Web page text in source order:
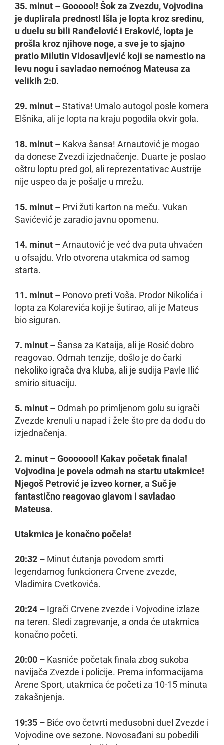
35. minut – Goooool! Šok za Zvezdu, Vojvodina
je duplirala prednost! Išla je lopta kroz sredinu,
u duelu su bili Ranđelović i Eraković, lopta je
prošla kroz njihove noge, a sve je to sjajno
pratio Milutin Vidosavljević koji se namestio na
levu nogu i savladao nemoćnog Mateusa za
velikih 2:0.
29. minut –Stativa! Umalo autogol posle kornera
Elšnika, ali je lopta na kraju pogodila okvir gola.
18. minut – Kakva šansa! Arnautović je mogao
da donese Zvezdi izjednačenje. Duarte je poslao
oštru loptu pred gol, ali reprezentativac Austrije
nije uspeo da je pošalje u mrežu.
15. minut – Prvi žuti karton na meču. Vukan
Savićević je zaradio javnu opomenu.
14. minut –Arnautović je već dva puta uhvaćen
u ofsajdu. Vrlo otvorena utakmica od samog
starta.
11. minut – Ponovo preti Voša. Prodor Nikolića i
lopta za Kolarevića koji je šutirao, ali je Mateus
bio siguran.
7. minut –Šansa za Kataija, ali je Rosić dobro
reagovao. Odmah tenzije, došlo je do čarki
nekoliko igrača dva kluba, ali je sudija Pavle Ilić
smirio situaciju.
5. minut – Odmah po primljenom golu su igrači
Zvezde krenuli u napad i žele što pre da dođu do
izjednačenja.
2. minut – Gooooool! Kakav početak finala!
Vojvodina je povela odmah na startu utakmice!
Njegoš Petrović je izveo korner, a Suč je
fantastično reagovao glavom i savladao
Mateusa.
Utakmica je konačno počela!
20:32 – Minut ćutanja povodom smrti
legendarnog funkcionera Crvene zvezde,
Vladimira Cvetkovića.
20:24 – Igrači Crvene zvezde i Vojvodine izlaze
na teren. Sledi zagrevanje, a onda će utakmica
konačno početi.
20:00 – Kasniće početak finala zbog sukoba
navijača Zvezde i policije. Prema informacijama
Arene Sport, utakmica će početi za 10-15 minuta
zakašnjenja.
19:35 – Biće ovo četvrti međusobni duel Zvezde i
Vojvodine ove sezone. Novosađani su pobedili